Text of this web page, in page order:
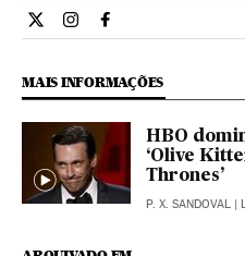
Cultura El País Brasil en
Cultura El País Brasil
Cultura El País
MAIS INFORMAÇÕES
HBO
‘Olive
Thrones’
P. X. SANDOVAL |